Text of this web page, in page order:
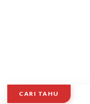
CARI TAHU